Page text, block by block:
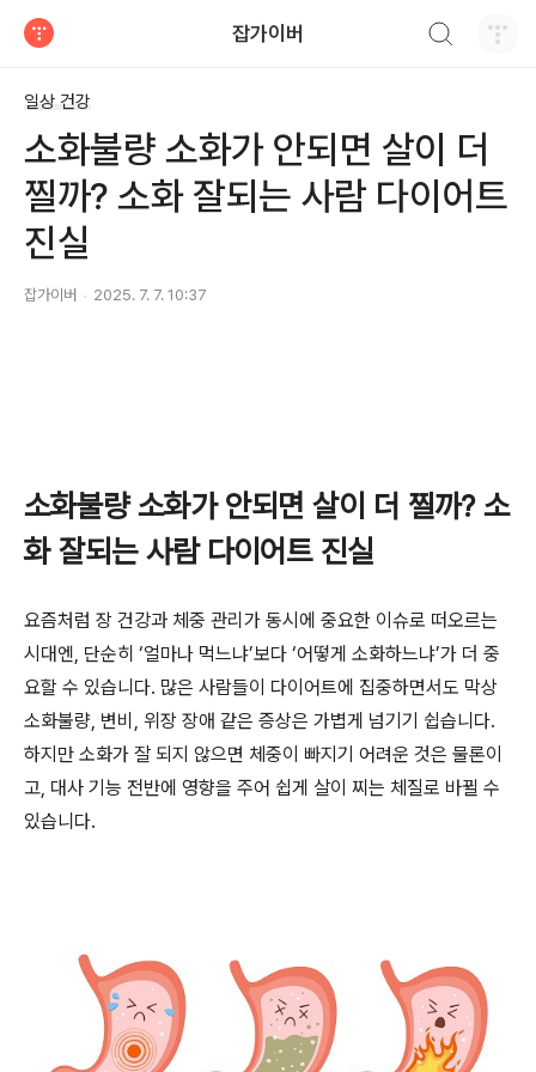
잡가이버
일상 건강
소화불량 소화가 안되면 살이 더
찔까? 소화 잘되는 사람 다이어트
진실
잡가이버 2025. 7. 7. 10:37
소화불량 소화가 안되면 살이 더 찔까? 소
화 잘되는 사람 다이어트 진실
요즘처럼 장 건강과 체중 관리가 동시에 중요한 이슈로 떠오르는
시대엔, 단순히 ‘얼마나 먹느냐’보다 ‘어떻게 소화하느냐’가 더 중
요할 수 있습니다. 많은 사람들이 다이어트에 집중하면서도 막상
소화불량, 변비, 위장 장애 같은 증상은 가볍게 넘기기 쉽습니다.
하지만 소화가 잘 되지 않으면 체중이 빠지기 어려운 것은 물론이
고, 대사 기능 전반에 영향을 주어 쉽게 살이 찌는 체질로 바뀔 수
있습니다.